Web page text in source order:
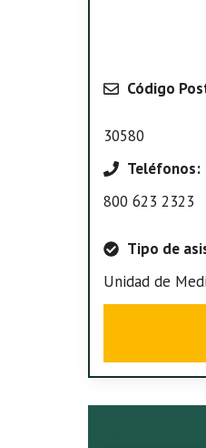
Código
30580
Teléfonos:
800 623 2323
Tipo de
Unidad de